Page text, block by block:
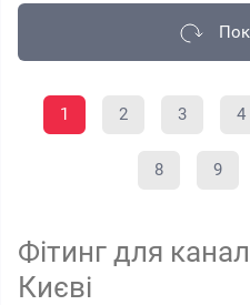
1 2 3 4
8 9
Фітинг для
Києві